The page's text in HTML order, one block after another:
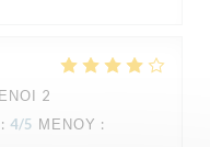
2
: 4/5 ΜΕΝΟΎ :